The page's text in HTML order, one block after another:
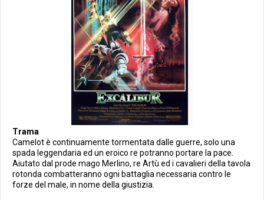
Trama
Camelot è continuamente tormentata dalle guerre, solo una
spada leggendaria ed un eroico re potranno portare la pace.
Aiutato dal prode mago Merlino, re Artù ed i cavalieri della tavola
rotonda combatteranno ogni battaglia necessaria contro le
forze del male, in nome della giustizia.